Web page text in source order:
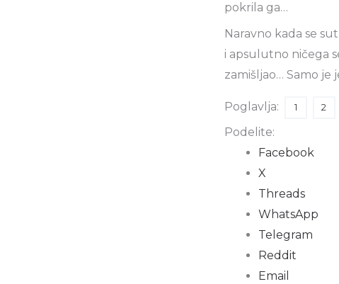
pokrila ga…
Naravno kada se
i apsulutno ničega
zamišljao… Samo je
Poglavlja: 1 2
Podelite:
Facebook
X
Threads
WhatsApp
Telegram
Reddit
Email